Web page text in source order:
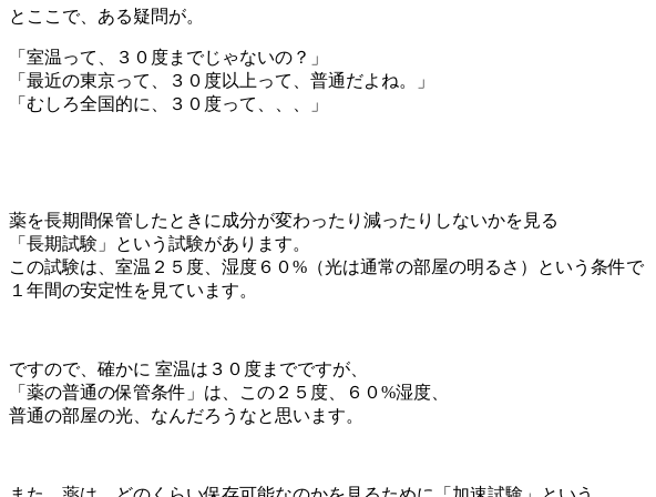
とここで、ある疑問が。
「室温って、３０度までじゃないの？」
「最近の東京って、３０度以上って、普通だよね。」
「むしろ全国的に、３０度って、、、」
薬を長期間保管したときに成分が変わったり減ったりしないかを見る
「長期試験」という試験があります。
この試験は、室温２５度、湿度６０%（光は通常の部屋の明るさ）という条件で
１年間の安定性を見ています。
ですので、確かに 室温は３０度までですが、
「薬の普通の保管条件」は、この２５度、６０%湿度、
普通の部屋の光、なんだろうなと思います。